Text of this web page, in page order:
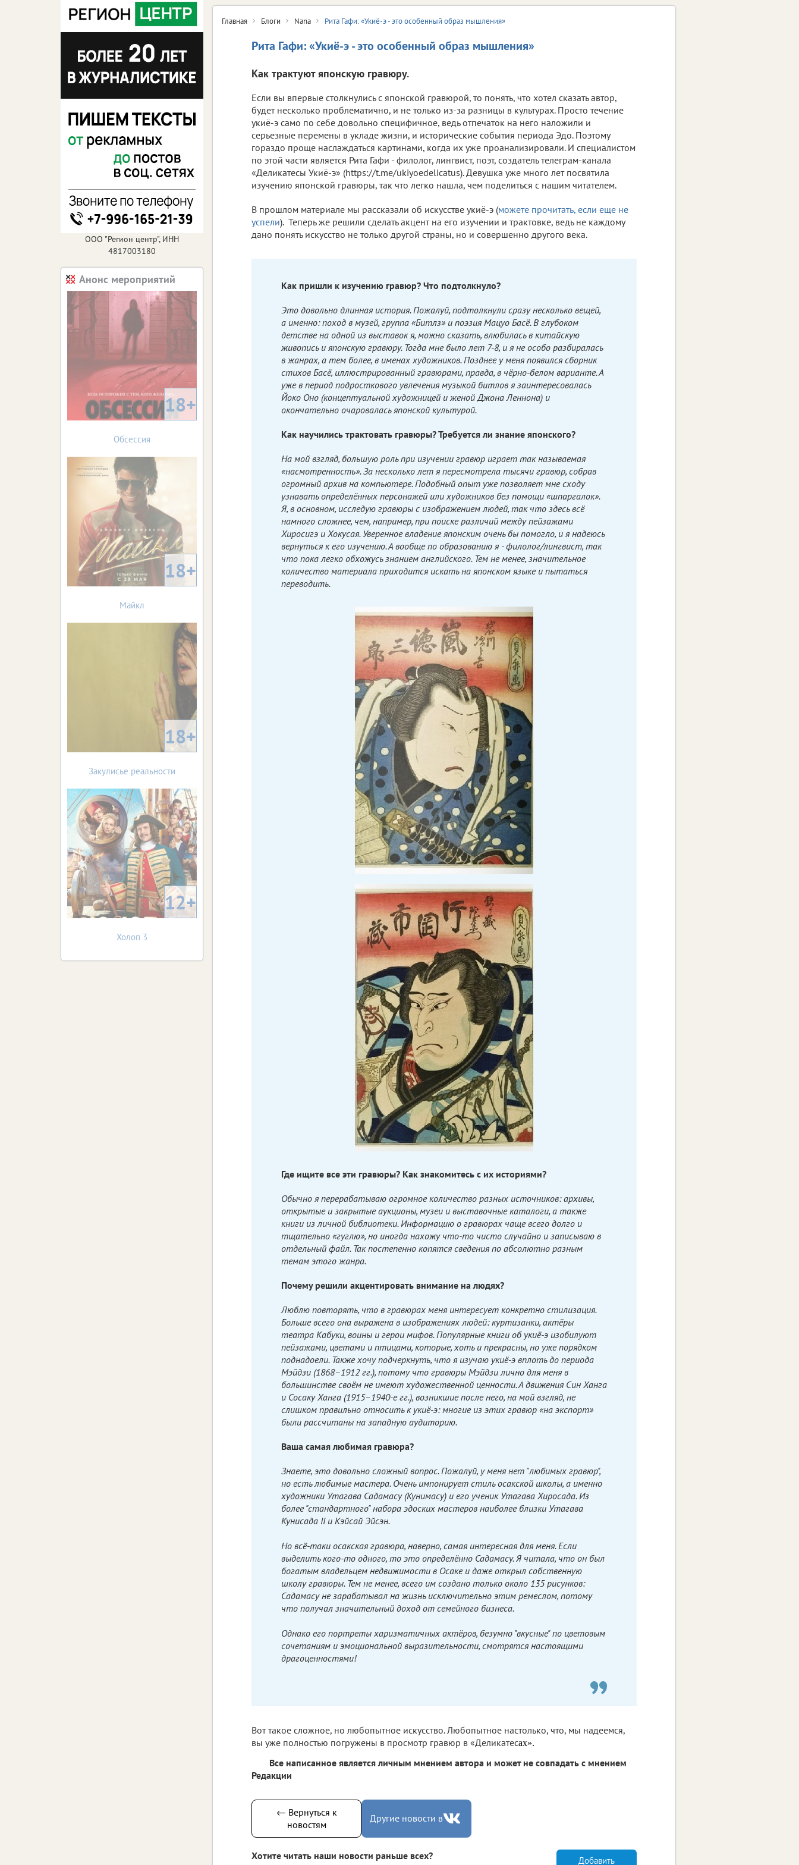
Главная Блоги Nana Рита Гафи: «Укиё-э - это особенный образ мышления»
Рита Гафи: «Укиё-э - это особенный образ мышления»
Как трактуют японскую гравюру.
Если вы впервые столкнулись с японской гравюрой, то понять, что хотел сказать автор,
будет несколько проблематично, и не только из-за разницы в культурах. Просто течение
укиё-э само по себе довольно специфичное, ведь отпечаток на него наложили и
серьезные перемены в укладе жизни, и исторические события периода Эдо. Поэтому
гораздо проще наслаждаться картинами, когда их уже проанализировали. И специалистом
по этой части является Рита Гафи - филолог, лингвист, поэт, создатель телеграм-канала
«Деликатесы Укиё-э» (https://t.me/ukiyoedelicatus). Девушка уже много лет посвятила
изучению японской гравюры, так что легко нашла, чем поделиться с нашим читателем.
В прошлом материале мы рассказали об искусстве укиё-э (можете прочитать, если еще не
успели). Теперь же решили сделать акцент на его изучении и трактовке, ведь не каждому
дано понять искусство не только другой страны, но и совершенно другого века.
Как пришли к изучению гравюр? Что подтолкнуло?
Это довольно длинная история. Пожалуй, подтолкнули сразу несколько вещей,
а именно: поход в музей, группа «Битлз» и поэзия Мацуо Басё. В глубоком
детстве на одной из выставок я, можно сказать, влюбилась в китайскую
живопись и японскую гравюру. Тогда мне было лет 7-8, и я не особо разбиралась
в жанрах, а тем более, в именах художников. Позднее у меня появился сборник
стихов Басё, иллюстрированный гравюрами, правда, в чёрно-белом варианте. А
уже в период подросткового увлечения музыкой битлов я заинтересовалась
Йоко Оно (концептуальной художницей и женой Джона Леннона) и
окончательно очаровалась японской культурой.
Как научились трактовать гравюры? Требуется ли знание японского?
На мой взгляд, большую роль при изучении гравюр играет так называемая
«насмотренность». За несколько лет я пересмотрела тысячи гравюр, собрав
огромный архив на компьютере. Подобный опыт уже позволяет мне сходу
узнавать определённых персонажей или художников без помощи «шпаргалок».
Я, в основном, исследую гравюры с изображением людей, так что здесь всё
намного сложнее, чем, например, при поиске различий между пейзажами
Хиросигэ и Хокусая. Уверенное владение японским очень бы помогло, и я надеюсь
вернуться к его изучению. А вообще по образованию я - филолог/лингвист, так
что пока легко обхожусь знанием английского. Тем не менее, значительное
количество материала приходится искать на японском языке и пытаться
переводить.
Где ищите все эти гравюры? Как знакомитесь с их историями?
Обычно я перерабатываю огромное количество разных источников: архивы,
открытые и закрытые аукционы, музеи и выставочные каталоги, а также
книги из личной библиотеки. Информацию о гравюрах чаще всего долго и
тщательно «гуглю», но иногда нахожу что-то чисто случайно и записываю в
отдельный файл. Так постепенно копятся сведения по абсолютно разным
темам этого жанра.
Почему решили акцентировать внимание на людях?
Люблю повторять, что в гравюрах меня интересует конкретно стилизация.
Больше всего она выражена в изображениях людей: куртизанки, актёры
театра Кабуки, воины и герои мифов. Популярные книги об укиё-э изобилуют
пейзажами, цветами и птицами, которые, хоть и прекрасны, но уже порядком
поднадоели. Также хочу подчеркнуть, что я изучаю укиё-э вплоть до периода
Мэйдзи (1868–1912 гг.), потому что гравюры Мэйдзи лично для меня в
большинстве своём не имеют художественной ценности. А движения Син Ханга
и Сосаку Ханга (1915–1940-е гг.), возникшие после него, на мой взгляд, не
слишком правильно относить к укиё-э: многие из этих гравюр «на экспорт»
были рассчитаны на западную аудиторию.
Ваша самая любимая гравюра?
Знаете, это довольно сложный вопрос. Пожалуй, у меня нет "любимых гравюр",
но есть любимые мастера. Очень импонирует стиль осакской школы, а именно
художники Утагава Садамасу (Кунимасу) и его ученик Утагава Хиросада. Из
более "стандартного" набора эдоских мастеров наиболее близки Утагава
Кунисада II и Кэйсай Эйсэн.
Но всё-таки осакская гравюра, наверно, самая интересная для меня. Если
выделить кого-то одного, то это определённо Садамасу. Я читала, что он был
богатым владельцем недвижимости в Осаке и даже открыл собственную
школу гравюры. Тем не менее, всего им создано только около 135 рисунков:
Садамасу не зарабатывал на жизнь исключительно этим ремеслом, потому
что получал значительный доход от семейного бизнеса.
Однако его портреты харизматичных актёров, безумно "вкусные" по цветовым
сочетаниям и эмоциональной выразительности, смотрятся настоящими
драгоценностями!
Вот такое сложное, но любопытное искусство. Любопытное настолько, что, мы надеемся,
вы уже полностью погружены в просмотр гравюр в «Деликатесах».
Все написанное является личным мнением автора и может не совпадать с мнением
Редакции
← Вернуться к
новостям
Другие новости в
Хотите читать наши новости раньше всех? Добавить
ООО "Регион центр", ИНН
4817003180
Анонс мероприятий
18+
Обсессия
18+
Майкл
18+
Закулисье реальности
12+
Холоп 3